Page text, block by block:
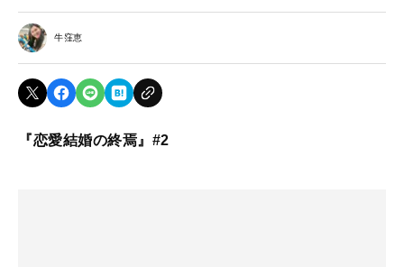
牛窪恵
『恋愛結婚の終焉』#2